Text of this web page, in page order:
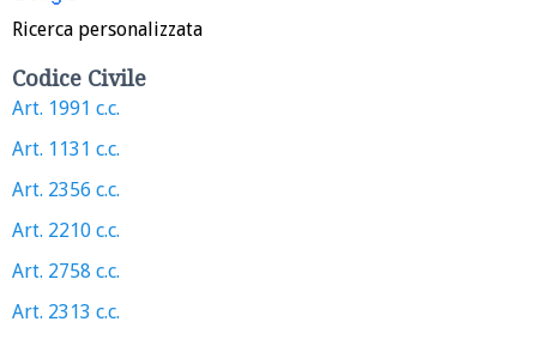
Ricerca personalizzata
Codice Civile
Art. 1991 c.c.
Art. 1131 c.c.
Art. 2356 c.c.
Art. 2210 c.c.
Art. 2758 c.c.
Art. 2313 c.c.